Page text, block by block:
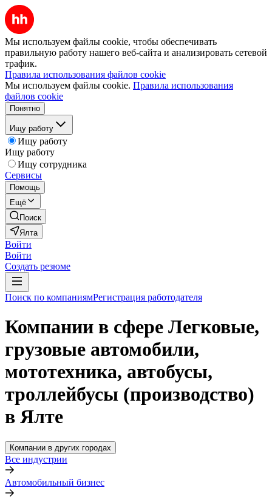
Мы используем файлы cookie, чтобы обеспечивать
правильную работу нашего веб-сайта и анализировать сетевой
трафик.
Правила использования файлов cookie
Мы используем файлы cookie. Правила использования
файлов cookie
Понятно
Ищу работу
Ищу работу
Ищу работу
Ищу сотрудника
Сервисы
Помощь
Ещё
Поиск
Ялта
Войти
Войти
Создать резюме
Поиск по компаниямРегистрация работодателя
Компании в сфере Легковые,
грузовые автомобили,
мототехника, автобусы,
троллейбусы (производство)
в Ялте
Компании в других городах
Все индустрии
Автомобильный бизнес